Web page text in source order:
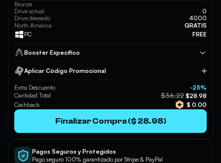
Bronze
Drive actual
0
Drive deseado
4000
North America
GRATIS
PC
FREE
Booster Específico
Aplicar Código Promocional
Aplicar
Extra Descuento
-25%
Cantidad Total
$36.22 $28.98
Cashback
$ 0.00
Finalizar Compra ($ 28.98)
Pagos Seguros y Protegidos
Pago seguro 100% garantizado por Stripe & PayPal